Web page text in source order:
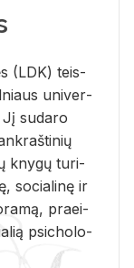
(LDK) teis­
uni­ver­
su­da­ro
kny­gų tu­ri­
so­cia­li­nę ir
pra­ei­
psi­cho­lo­